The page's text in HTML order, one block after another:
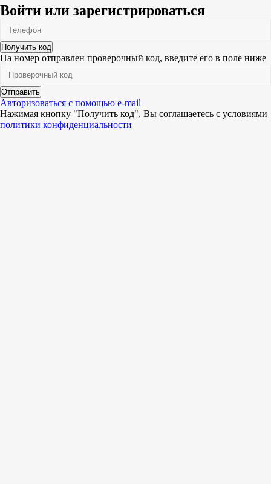
Войти или зарегистрироваться
Получить код
На номер отправлен проверочный код, введите его в поле ниже
Отправить
Авторизоваться с помощью e-mail
Нажимая кнопку "Получить код", Вы соглашаетесь c условиями
политики конфиденциальности